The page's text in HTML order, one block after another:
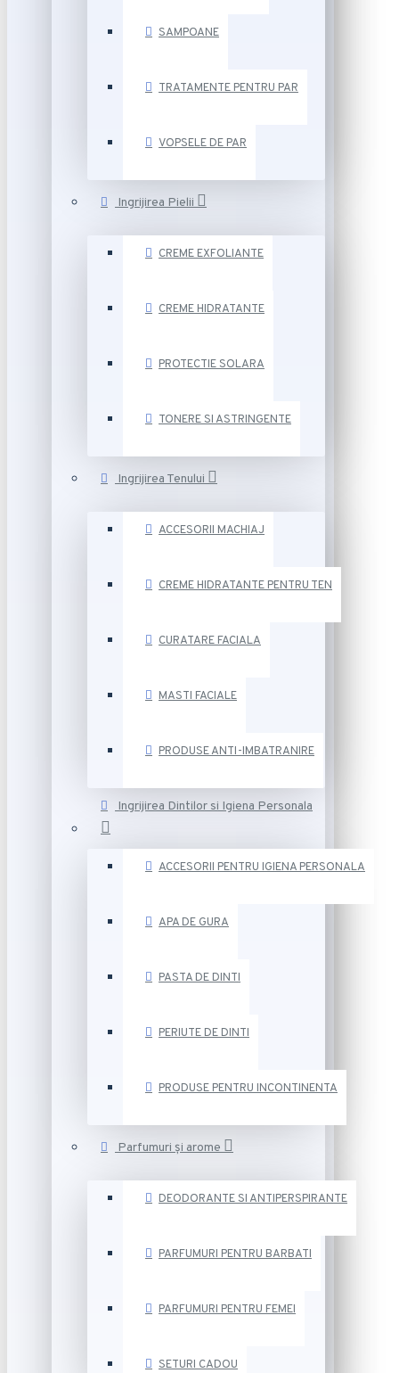
SAMPOANE
TRATAMENTE PENTRU PAR
VOPSELE DE PAR
Ingrijirea Pielii
CREME EXFOLIANTE
CREME HIDRATANTE
PROTECTIE SOLARA
TONERE SI ASTRINGENTE
Ingrijirea Tenului
ACCESORII MACHIAJ
CREME HIDRATANTE PENTRU TEN
CURATARE FACIALA
MASTI FACIALE
PRODUSE ANTI-IMBATRANIRE
Ingrijirea Dintilor si Igiena Personala
ACCESORII PENTRU IGIENA PERSONALA
APA DE GURA
PASTA DE DINTI
PERIUTE DE DINTI
PRODUSE PENTRU INCONTINENTA
Parfumuri și arome
DEODORANTE SI ANTIPERSPIRANTE
PARFUMURI PENTRU BARBATI
PARFUMURI PENTRU FEMEI
SETURI CADOU